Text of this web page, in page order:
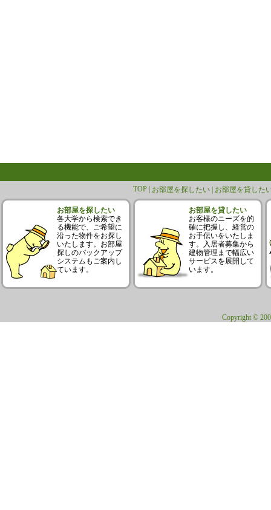
TOP | お部屋を探したい | お部屋を貸した
お部屋を探したい
各大学から検索でき
る機能で、ご希望に
沿った物件をお探し
いたします。お部屋
探しのバックアップ
システムもご案内し
ています。
お部屋を貸したい
お客様のニーズを的
確に把握し、経営の
お手伝いをいたしま
す。入居者募集から
建物管理まで幅広い
サービスを展開して
います。
Copyright ©